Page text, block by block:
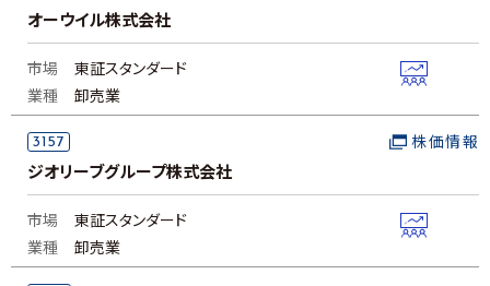
オーウイル株式会社
市場
東証スタンダード
業種
卸売業
3157
ジオリーブグループ株式会社
株価情報
市場
東証スタンダード
業種
卸売業